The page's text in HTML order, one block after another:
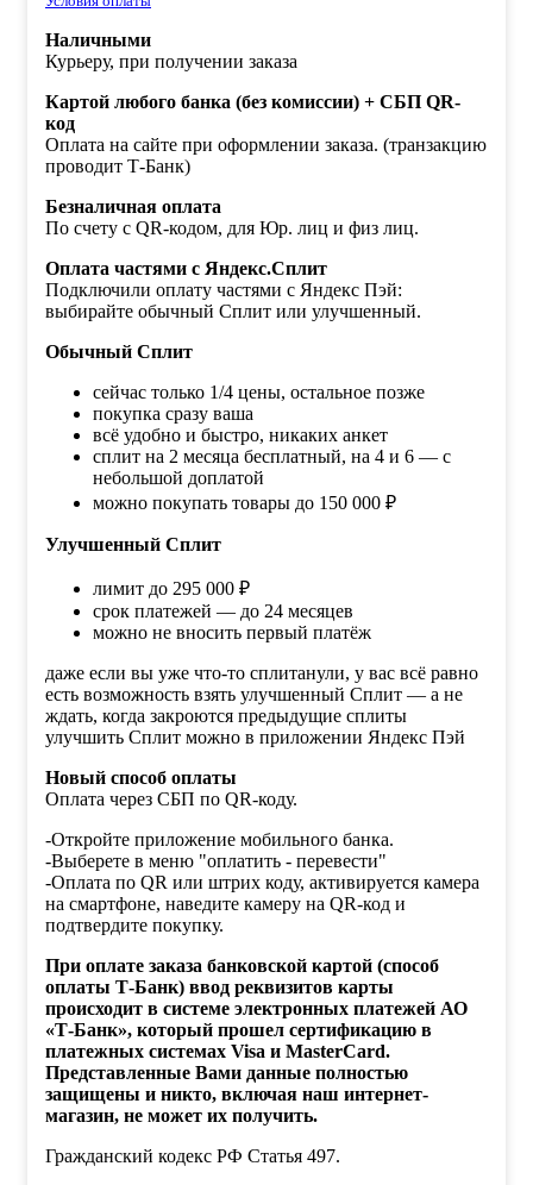
Наличными
Курьеру, при получении заказа
Картой любого банка (без комиссии) + СБП QR-
код
Оплата на сайте при оформлении заказа. (транзакцию
проводит Т-Банк)
Безналичная оплата
По счету с QR-кодом, для Юр. лиц и физ лиц.
Оплата частями с Яндекс.Сплит
Подключили оплату частями с Яндекс Пэй:
выбирайте обычный Сплит или улучшенный.
Обычный Сплит
сейчас только 1/4 цены, остальное позже
покупка сразу ваша
всё удобно и быстро, никаких анкет
сплит на 2 месяца бесплатный, на 4 и 6 — с
небольшой доплатой
можно покупать товары до 150 000 ₽
Улучшенный Сплит
лимит до 295 000 ₽
срок платежей — до 24 месяцев
можно не вносить первый платёж
даже если вы уже что-то сплитанули, у вас всё равно
есть возможность взять улучшенный Сплит — а не
ждать, когда закроются предыдущие сплиты
улучшить Сплит можно в приложении Яндекс Пэй
Новый способ оплаты
Оплата через СБП по QR-коду.
-Откройте приложение мобильного банка.
-Выберете в меню "оплатить - перевести"
-Оплата по QR или штрих коду, активируется камера
на смартфоне, наведите камеру на QR-код и
подтвердите покупку.
При оплате заказа банковской картой (способ
оплаты Т-Банк) ввод реквизитов карты
происходит в системе электронных платежей АО
«Т-Банк», который прошел сертификацию в
платежных системах Visa и MasterCard.
Представленные Вами данные полностью
защищены и никто, включая наш интернет-
магазин, не может их получить.
Гражданский кодекс РФ Статья 497.